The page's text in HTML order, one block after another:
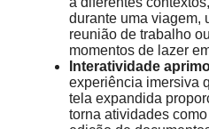
durante uma viagem,
reunião de trabalho ou
momentos de lazer
Interatividade
experiência imersiva
tela expandida
torna atividades